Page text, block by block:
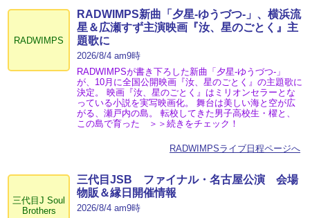
RADWIMPS
RADWIMPS新曲「夕星-ゆうづつ-」、横浜流
星＆広瀬すず主演映画『汝、星のごとく』主
題歌に
2026/8/4 am9時
RADWIMPSが書き下ろした新曲「夕星-ゆうづつ-」
が、10月に全国公開映画『汝、星のごとく』の主題歌に
決定。 映画『汝、星のごとく』はミリオンセラーとな
っている小説を実写映画化。 舞台は美しい海と空が広
がる、瀬戸内の島。 転校してきた男子高校生・櫂と、
この島で育った ＞＞続きをチェック！
RADWIMPSライブ日程ページへ
三代目J Soul
Brothers
三代目JSB ファイナル・名古屋公演 会場
物販＆縁日開催情報
2026/8/4 am9時